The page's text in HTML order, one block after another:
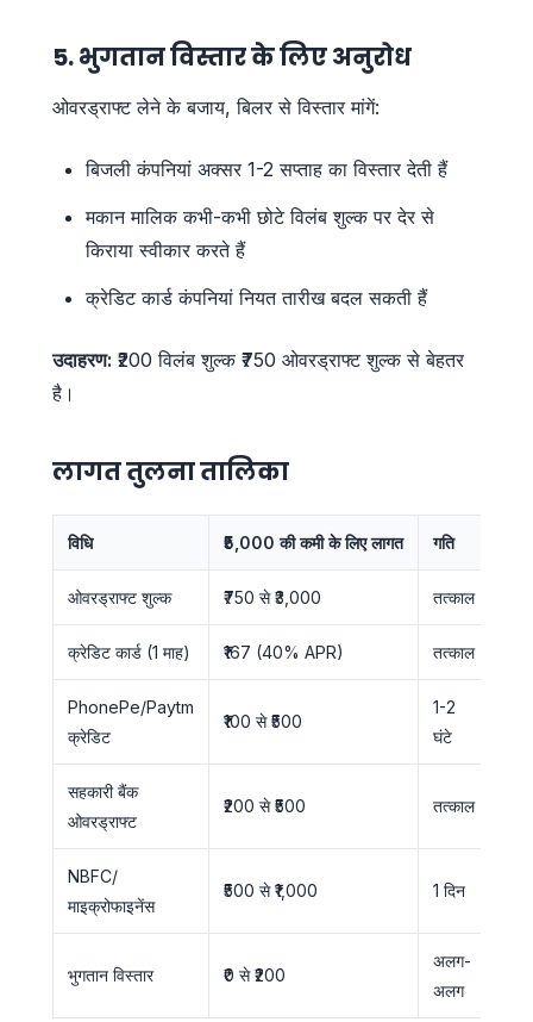
5. भुगतान विस्तार के लिए अनुरोध
ओवरड्राफ्ट लेने के बजाय, बिलर से विस्तार मांगें:
बिजली कंपनियां अक्सर 1-2 सप्ताह का विस्तार देती हैं
मकान मालिक कभी-कभी छोटे विलंब शुल्क पर देर से
किराया स्वीकार करते हैं
क्रेडिट कार्ड कंपनियां नियत तारीख बदल सकती हैं
उदाहरण: ₹200 विलंब शुल्क ₹750 ओवरड्राफ्ट शुल्क से बेहतर
है।
लागत तुलना तालिका
विधि ₹5,000 की कमी के लिए लागत गति
ओवरड्राफ्ट शुल्क ₹750 से ₹3,000 तत्काल
क्रेडिट कार्ड (1 माह) ₹167 (40% APR) तत्काल
PhonePe/Paytm
क्रेडिट
₹100 से ₹500
1-2
घंटे
सहकारी बैंक
ओवरड्राफ्ट
₹200 से ₹500 तत्काल
NBFC/
माइक्रोफाइनेंस
₹500 से ₹1,000 1 दिन
भुगतान विस्तार ₹0 से ₹200
अलग-
अलग